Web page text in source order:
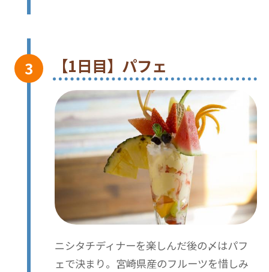
【1日目】パフェ
ニシタチディナーを楽しんだ後の〆はパフ
ェで決まり。宮崎県産のフルーツを惜しみ